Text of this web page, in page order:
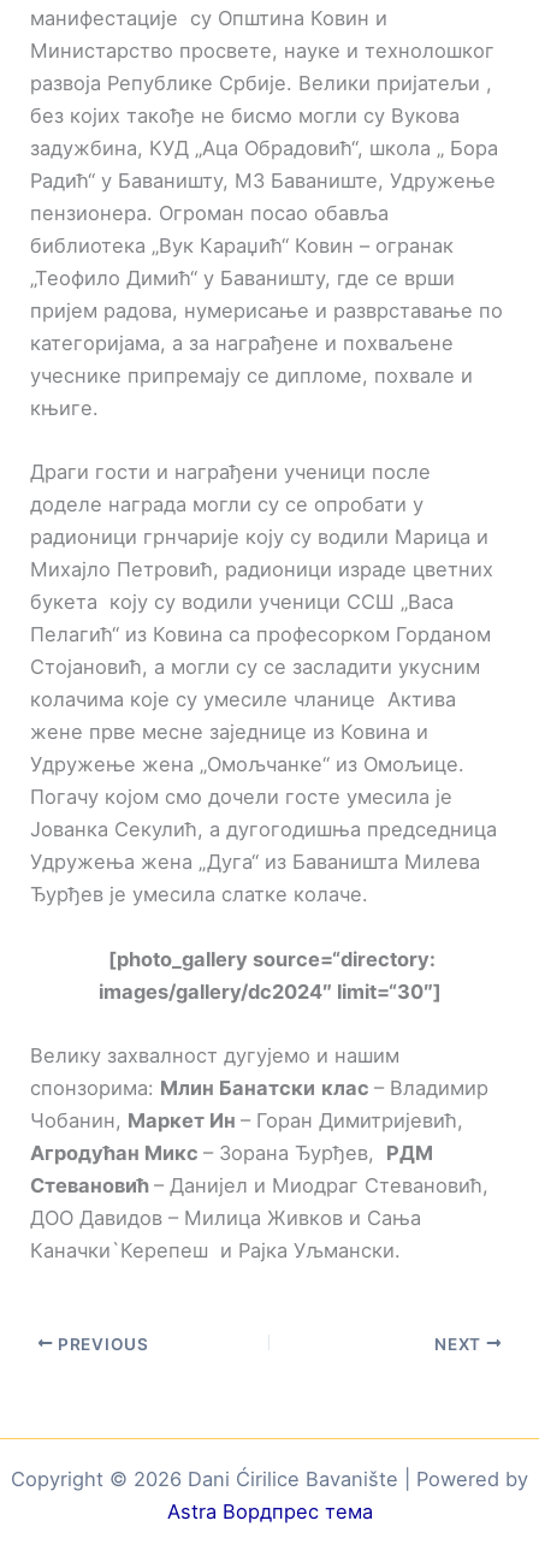
манифестације су Општина Ковин и
Министарство просвете, науке и технолошког
развоја Републике Србије. Велики пријатељи ,
без којих такође не бисмо могли су Вукова
задужбина, КУД „Аца Обрадовић“, школа „ Бора
Радић“ у Баваништу, МЗ Баваниште, Удружење
пензионера. Огроман посао обавља
библиотека „Вук Караџић“ Ковин – огранак
„Теофило Димић“ у Баваништу, где се врши
пријем радова, нумерисање и разврставање по
категоријама, а за награђене и похваљене
учеснике припремају се дипломе, похвале и
књиге.
Драги гости и награђени ученици после
доделе награда могли су се опробати у
радионици грнчарије коју су водили Марица и
Михајло Петровић, радионици израде цветних
букета коју су водили ученици ССШ „Васа
Пелагић“ из Ковина са професорком Горданом
Стојановић, а могли су се засладити укусним
колачима које су умесиле чланице Актива
жене прве месне заједнице из Ковина и
Удружење жена „Омољчанке“ из Омољице.
Погачу којом смо дочели госте умесила је
Јованка Секулић, а дугогодишња председница
Удружења жена „Дуга“ из Баваништа Милева
Ђурђев је умесила слатке колаче.
[photo_gallery source=“directory:
images/gallery/dc2024″ limit=“30″]
Велику захвалност дугујемо и нашим
спонзорима: Млин Банатски клас– Владимир
Чобанин, Маркет Ин– Горан Димитријевић,
Агродућан Микс– Зорана Ђурђев, РДМ
Стевановић– Данијел и Миодраг Стевановић,
ДОО Давидов – Милица Живков и Сања
Каначки`Керепеш и Рајка Уљмански.
PREVIOUS NEXT
Copyright © 2026 Dani Ćirilice Bavanište | Powered by
Astra Вордпрес тема